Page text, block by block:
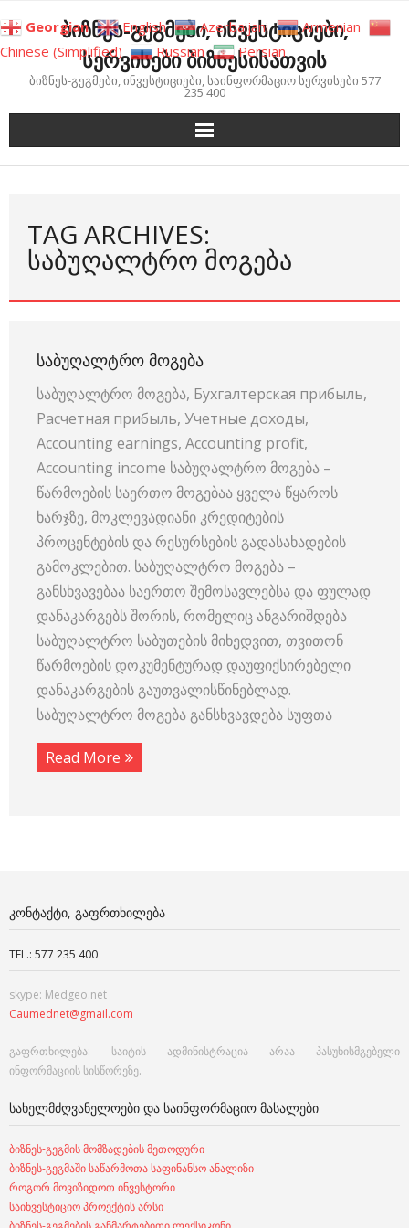
to
content
ბიზნეს-გეგმები, ინვესტიციები,
სერვისები ბიზნესისათვის
ბიზნეს-გეგმები, ინვესტიციები, საინფორმაციო სერვისები 577
235 400
TAG ARCHIVES:
ᲡᲐᲑᲣᲦᲐᲚᲢᲠᲝ ᲛᲝᲒᲔᲑᲐ
ᲡᲐᲑᲣᲦᲐᲚᲢᲠᲝ ᲛᲝᲒᲔᲑᲐ
საბუღალტრო მოგება, Бухгалтерская прибыль,
Расчетная прибыль, Учетные доходы,
Accounting earnings, Accounting profit,
Accounting income საბუღალტრო მოგება –
წარმოების საერთო მოგებაა ყველა წყაროს
ხარჯზე, მოკლევადიანი კრედიტების
პროცენტების და რესურსების გადასახადების
გამოკლებით. საბუღალტრო მოგება –
განსხვავებაა საერთო შემოსავლებსა და ფულად
დანაკარგებს შორის, რომელიც ანგარიშდება
საბუღალტრო საბუთების მიხედვით, თვითონ
წარმოების დოკუმენტურად დაუფიქსირებელი
დანაკარგების გაუთვალისწინებლად.
საბუღალტრო მოგება განსხვავდება სუფთა
Read More
ᲙᲝᲜᲢᲐᲥᲢᲘ, ᲒᲐᲤᲠᲗᲮᲘᲚᲔᲑᲐ
TEL.: 577 235 400
skype: Medgeo.net
Caumednet@gmail.com
გაფრთხილება: საიტის ადმინისტრაცია არაა პასუხისმგებელი
ინფორმაციის სისწორეზე.
ᲡᲐᲮᲔᲚᲛᲫᲦᲕᲐᲜᲔᲚᲝᲔᲑᲘ ᲓᲐ ᲡᲐᲘᲜᲤᲝᲠᲛᲐᲪᲘᲝ ᲛᲐᲡᲐᲚᲔᲑᲘ
ბიზნეს-გეგმის მომზადების მეთოდური
ბიზნეს-გეგმაში საწარმოთა საფინანსო ანალიზი
როგორ მოვიზიდოთ ინვესტორი
საინვესტიციო პროექტის არსი
Georgian English Azerbaijani
Armenian
Chinese (Simplified)
Russian Persian